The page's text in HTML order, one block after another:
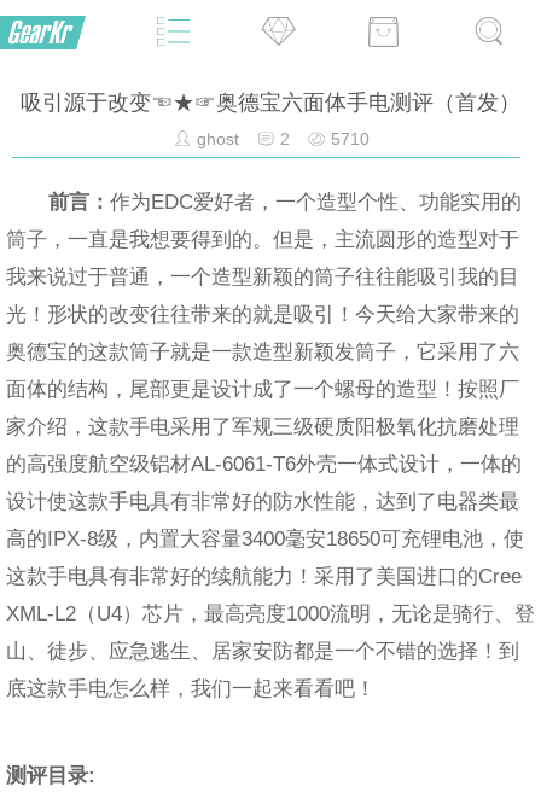
吸引源于改变☜★☞奥德宝六面体手电测评（首发）
ghost 2 5710
前言： 作为EDC爱好者，一个造型个性、功能实用的
筒子，一直是我想要得到的。但是，主流圆形的造型对于
我来说过于普通，一个造型新颖的筒子往往能吸引我的目
光！形状的改变往往带来的就是吸引！今天给大家带来的
奥德宝的这款筒子就是一款造型新颖发筒子，它采用了六
面体的结构，尾部更是设计成了一个螺母的造型！按照厂
家介绍，这款手电采用了军规三级硬质阳极氧化抗磨处理
的高强度航空级铝材AL-6061-T6外壳一体式设计，一体的
设计使这款手电具有非常好的防水性能，达到了电器类最
高的IPX-8级，内置大容量3400毫安18650可充锂电池，使
这款手电具有非常好的续航能力！采用了美国进口的Cree
XML-L2（U4）芯片，最高亮度1000流明，无论是骑行、登
山、徒步、应急逃生、居家安防都是一个不错的选择！到
底这款手电怎么样，我们一起来看看吧！
测评目录: